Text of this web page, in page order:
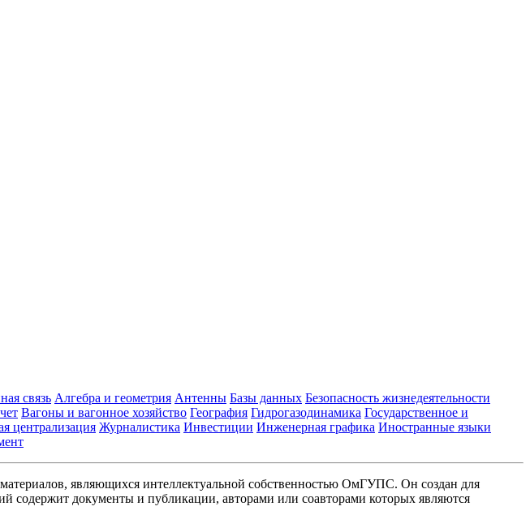
связь Алгебра и геометрия Антенны Базы данных Безопасность жизнедеятельности
Вагоны и вагонное хозяйство География Гидрогазодинамика Государственное и
централизация Журналистика Инвестиции Инженерная графика Иностранные языки
являющихся интеллектуальной собственностью ОмГУПС. Он создан для
содержит документы и публикации, авторами или соавторами которых являются